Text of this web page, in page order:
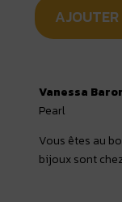
Vanessa
Pearl
Vous êtes au
bijoux sont